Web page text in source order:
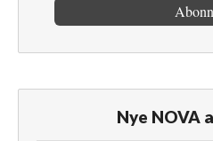
Nye NOVA